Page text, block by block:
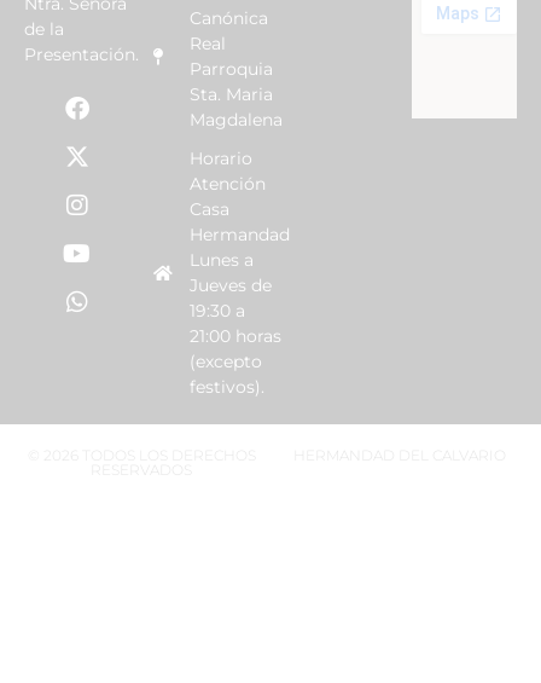
de la
Presentación.
Canónica
Real
Parroquia
Sta. Maria
Magdalena
Horario
Atención
Casa
Hermandad
Lunes a
Jueves de
19:30 a
21:00 horas
(excepto
festivos).
HERMANDAD DEL CALVARIO